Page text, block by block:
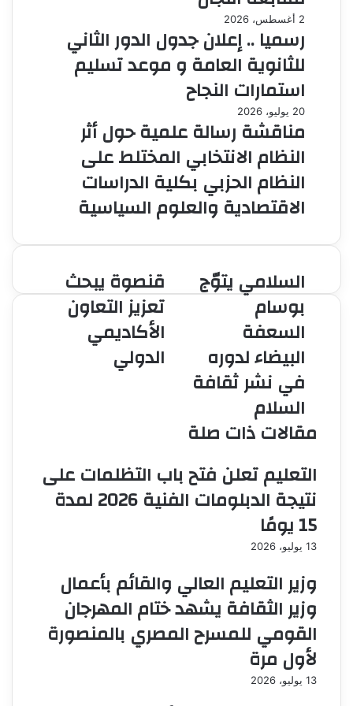
2 أغسطس، 2026
رسميا .. إعلان جدول الدور الثاني
للثانوية العامة و موعد تسليم
استمارات النجاح
20 يوليو، 2026
مناقشة رسالة علمية حول أثر
النظام الانتخابي المختلط على
النظام الحزبي بكلية الدراسات
الاقتصادية والعلوم السياسية
قنصوة
يبحث
تعزيز
التعاون
الدولي
قنصوة يبحث
تعزيز التعاون
الأكاديمي
الدولي
السلامي
يتوّج
بوسام
السعفة
لدوره
في
نشر
ثقافة
السلام
السلامي يتوّج
بوسام
السعفة
البيضاء لدوره
في نشر ثقافة
السلام
مقالات ذات صلة
التعليم تعلن فتح باب التظلمات على
نتيجة الدبلومات الفنية 2026 لمدة
15 يومًا
13 يوليو، 2026
وزير التعليم العالي والقائم بأعمال
وزير الثقافة يشهد ختام المهرجان
القومي للمسرح المصري بالمنصورة
لأول مرة
13 يوليو، 2026